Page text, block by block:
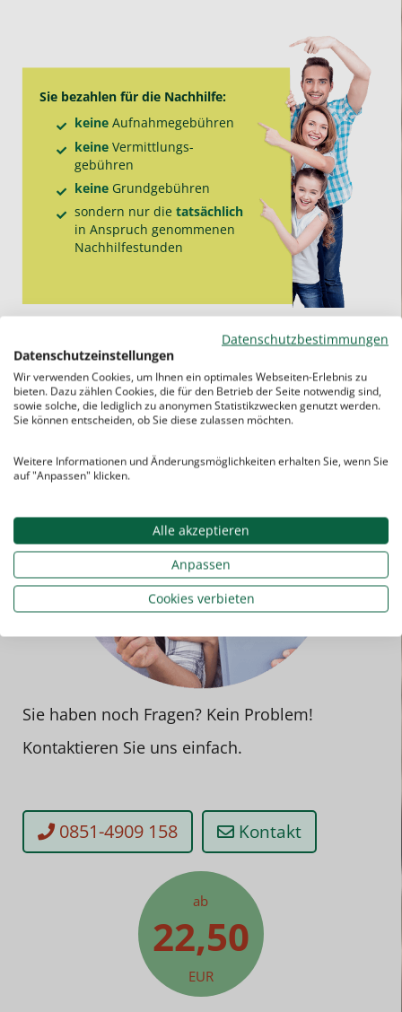
Sie bezahlen für die Nachhilfe:
keineAufnahme­gebühren
keineVermittlungs­
gebühren
keineGrund­gebühren
sondern nur die tatsächlich
in Anspruch genommenen
Nachhilfe­stunden
Sie haben noch Fragen? Kein Problem!
Kontaktieren Sie uns einfach.
0851-4909 158 Kontakt
ab
22,50
EUR
Datenschutzbestimmungen
Datenschutzeinstellungen
Wir verwenden Cookies, um Ihnen ein optimales Webseiten-Erlebnis zu
bieten. Dazu zählen Cookies, die für den Betrieb der Seite notwendig sind,
sowie solche, die lediglich zu anonymen Statistikzwecken genutzt werden.
Sie können entscheiden, ob Sie diese zulassen möchten.
Weitere Informationen und Änderungsmöglichkeiten erhalten Sie, wenn Sie
auf "Anpassen" klicken.
Alle akzeptieren
Anpassen
Cookies verbieten